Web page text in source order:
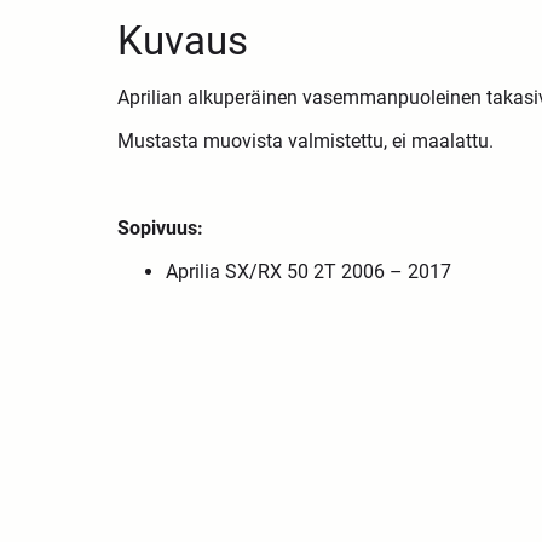
Kuvaus
Aprilian alkuperäinen vasemmanpuoleinen
Mustasta muovista valmistettu, ei maalattu.
Sopivuus:
Aprilia SX/RX 50 2T 2006 – 2017